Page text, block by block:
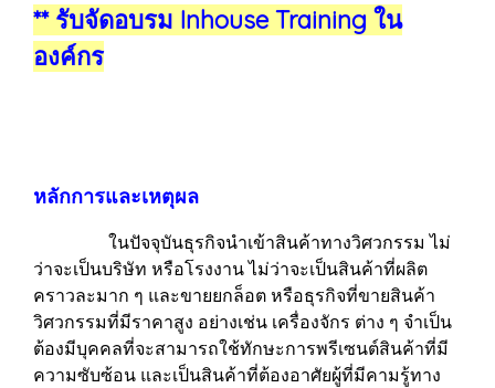
** รับจัดอบรม Inhouse Training ใน
องค์กร
หลักการและเหตุผล
ในปัจจุบันธุรกิจนำเข้าสินค้าทางวิศวกรรม ไม่
ว่าจะเป็นบริษัท หรือโรงงาน ไม่ว่าจะเป็นสินค้าที่ผลิต
คราวละมาก ๆ และขายยกล็อต หรือธุรกิจที่ขายสินค้า
วิศวกรรมที่มีราคาสูง อย่างเช่น เครื่องจักร ต่าง ๆ จำเป็น
ต้องมีบุคคลที่จะสามารถใช้ทักษะการพรีเซนต์สินค้าที่มี
ความซับซ้อน และเป็นสินค้าที่ต้องอาศัยผู้ที่มีคามรู้ทาง